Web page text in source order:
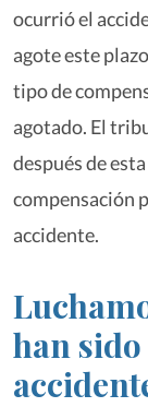
ocurrió el
agote este
tipo de
agotado. El
después de
compensación
accidente.
han